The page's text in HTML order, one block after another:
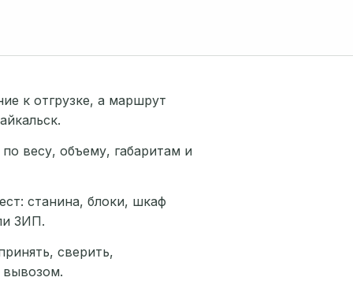
к отгрузке, а маршрут
весу, объему, габаритам и
станина, блоки, шкаф
ЗИП.
сверить,
вывозом.